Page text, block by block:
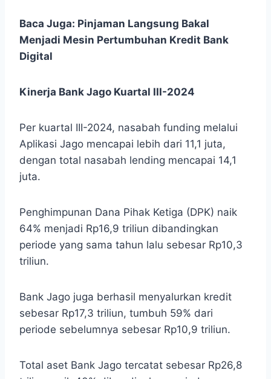
Baca Juga: Pinjaman Langsung Bakal
Menjadi Mesin Pertumbuhan Kredit Bank
Digital
Kinerja Bank Jago Kuartal III-2024
Per kuartal III-2024, nasabah funding melalui
Aplikasi Jago mencapai lebih dari 11,1 juta,
dengan total nasabah lending mencapai 14,1
juta.
Penghimpunan Dana Pihak Ketiga (DPK) naik
64% menjadi Rp16,9 triliun dibandingkan
periode yang sama tahun lalu sebesar Rp10,3
triliun.
Bank Jago juga berhasil menyalurkan kredit
sebesar Rp17,3 triliun, tumbuh 59% dari
periode sebelumnya sebesar Rp10,9 triliun.
Total aset Bank Jago tercatat sebesar Rp26,8